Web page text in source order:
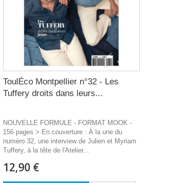
ToulÉco Montpellier n°32 - Les
Tuffery droits dans leurs...
NOUVELLE FORMULE - FORMAT MOOK -
156 pages > En couverture : À la une du
numéro 32, une interview de Julien et Myriam
Tuffery, à la tête de l'Atelier...
12,90 €